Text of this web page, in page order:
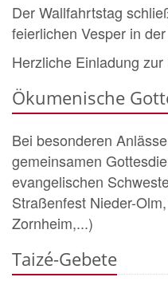
Der Wallfahrtstag
feierlichen Vesper in
Herzliche Einladung zur
Ökumenische
Bei besonderen
gemeinsamen
evangelischen
Straßenfest Nieder-
Zornheim,...)
Taizé-Gebete